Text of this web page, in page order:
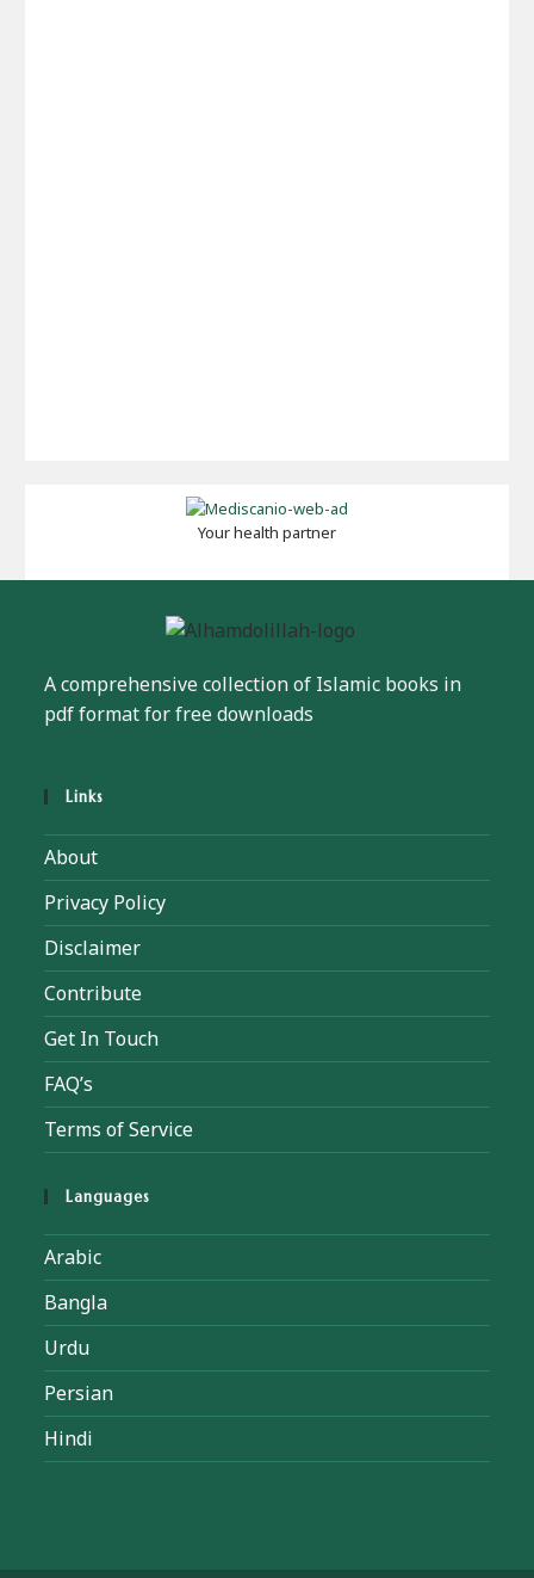
Your health partner
A comprehensive collection of Islamic books in
pdf format for free downloads
Links
About
Privacy Policy
Disclaimer
Contribute
Get In Touch
FAQ’s
Terms of Service
Languages
Arabic
Bangla
Urdu
Persian
Hindi